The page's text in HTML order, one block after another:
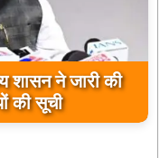
शासन ने जारी की
की सूची